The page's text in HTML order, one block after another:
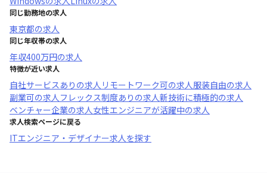
同じ勤務地の求人
東京都の求人
同じ年収帯の求人
年収400万円の求人
特徴が近い求人
自社サービスあり の求人 リモートワーク可の求人服装自由の求人
副業可の求人フレックス制度あり の求人新技術に積極的の求人
ベンチャー企業の求人女性エンジニアが活躍中の求人
求人検索ページに戻る
ITエンジニア・デザイナー求人を探す